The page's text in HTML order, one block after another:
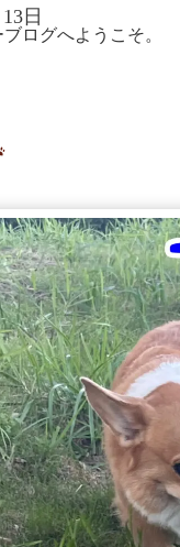
日
ログへようこそ。